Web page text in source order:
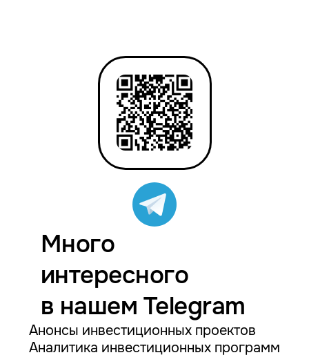
Много
интересного
в нашем Telegram
Анонсы инвестиционных проектов
Аналитика инвестиционных программ